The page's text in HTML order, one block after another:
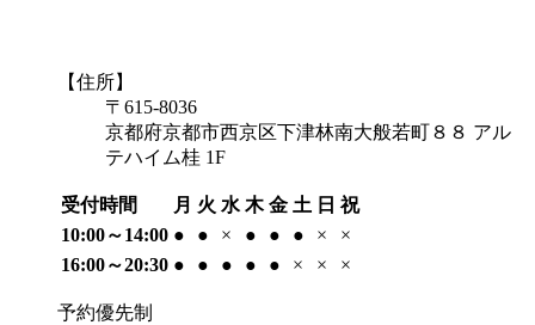
【住所】
〒615-8036
京都府京都市西京区下津林南大般若町８８ アル
テハイム桂 1F
受付時間 月 火 水 木 金 土 日 祝
10:00～14:00 ● ● × ● ● ● ×
×
16:00～20:30 ● ● ● ● ● × × ×
予約優先制